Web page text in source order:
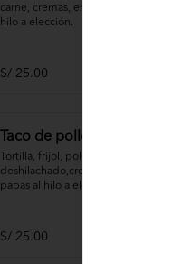
carne, cremas, ensaladas, papas al
hilo a elección.
S/ 25.00
Taco de pollo
Tortilla, frijol, pollo
deshilachado,cremas, ensaladas,
papas al hilo a elección.
S/ 25.00